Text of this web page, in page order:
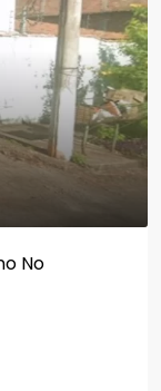
No